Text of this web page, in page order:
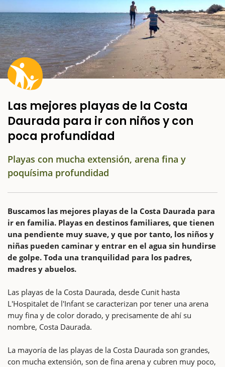
Las mejores playas de la Costa
Daurada para ir con niños y con
poca profundidad
Playas con mucha extensión, arena fina y
poquísima profundidad
Buscamos las mejores playas de la Costa Daurada para
ir en familia. Playas en destinos familiares, que tienen
una pendiente muy suave, y que por tanto, los niños y
niñas pueden caminar y entrar en el agua sin hundirse
de golpe. Toda una tranquilidad para los padres,
madres y abuelos.
Las playas de la Costa Daurada, desde Cunit hasta
L'Hospitalet de l'Infant se caracterizan por tener una arena
muy fina y de color dorado, y precisamente de ahí su
nombre, Costa Daurada.
La mayoría de las playas de la Costa Daurada son grandes,
con mucha extensión, son de fina arena y cubren muy poco,